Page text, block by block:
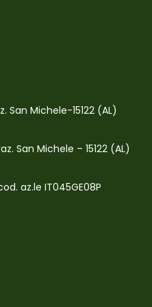
San Michele-15122 (AL)
San Michele – 15122 (AL)
az.le IT045GE08P